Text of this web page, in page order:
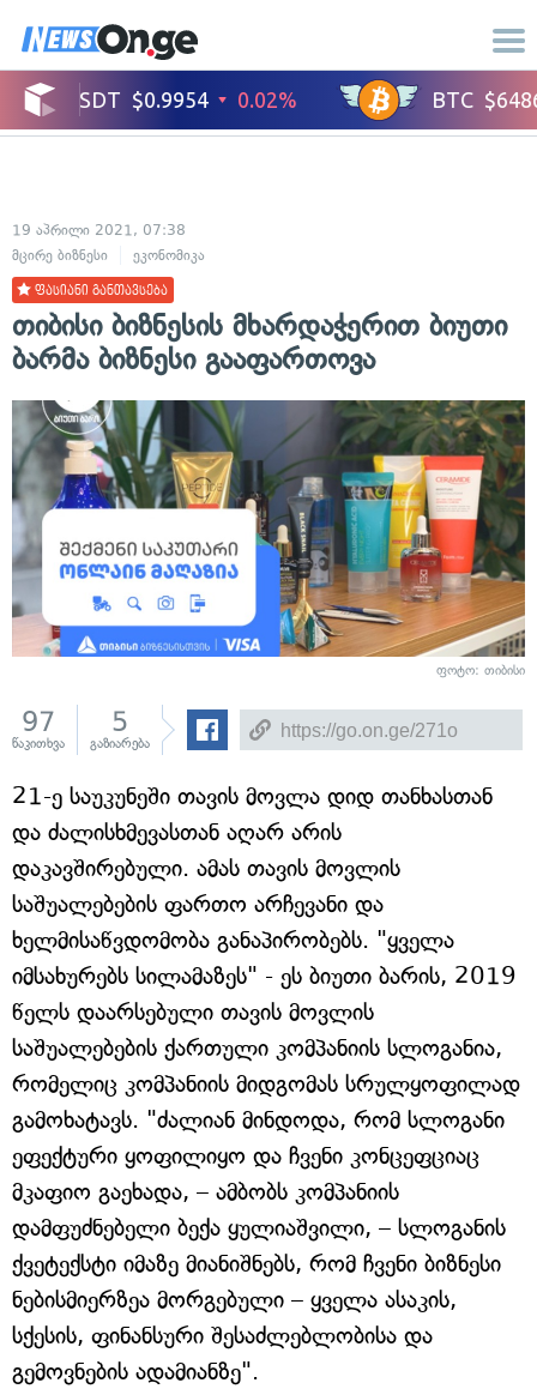
19 აპრილი 2021, 07:38
მცირე ბიზნესი
ეკონომიკა
ფასიანი განთავსება
თიბისი ბიზნესის მხარდაჭერით ბიუთი
ბარმა ბიზნესი გააფართოვა
ფოტო: თიბისი
97
წაკითხვა
5
გაზიარება
21-ე საუკუნეში თავის მოვლა დიდ თანხასთან
და ძალისხმევასთან აღარ არის
დაკავშირებული. ამას თავის მოვლის
საშუალებების ფართო არჩევანი და
ხელმისაწვდომობა განაპირობებს. "ყველა
იმსახურებს სილამაზეს" - ეს ბიუთი ბარის, 2019
წელს დაარსებული თავის მოვლის
საშუალებების ქართული კომპანიის სლოგანია,
რომელიც კომპანიის მიდგომას სრულყოფილად
გამოხატავს. "ძალიან მინდოდა, რომ სლოგანი
ეფექტური ყოფილიყო და ჩვენი კონცეფციაც
მკაფიო გაეხადა, – ამბობს კომპანიის
დამფუძნებელი ბექა ყულიაშვილი, – სლოგანის
ქვეტექსტი იმაზე მიანიშნებს, რომ ჩვენი ბიზნესი
ნებისმიერზეა მორგებული – ყველა ასაკის,
სქესის, ფინანსური შესაძლებლობისა და
გემოვნების ადამიანზე".